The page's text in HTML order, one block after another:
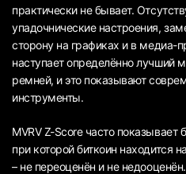
практически не бывает.
упадочнические настроения,
сторону на графиках и в медиа-
наступает определённо лучший
ремней, и это показывают
инструменты.
MVRV Z-Score часто показывает
при которой биткоин находится
– не переоценён и не